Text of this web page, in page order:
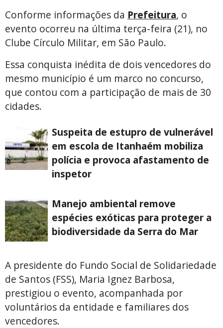
Conforme informações da Prefeitura, o
evento ocorreu na última terça-feira (21), no
Clube Círculo Militar, em São Paulo.
Essa conquista inédita de dois vencedores do
mesmo município é um marco no concurso,
que contou com a participação de mais de 30
cidades.
Suspeita de estupro de vulnerável
em escola de Itanhaém mobiliza
polícia e provoca afastamento de
inspetor
Manejo ambiental remove
espécies exóticas para proteger a
biodiversidade da Serra do Mar
A presidente do Fundo Social de Solidariedade
de Santos (FSS), Maria Ignez Barbosa,
prestigiou o evento, acompanhada por
voluntários da entidade e familiares dos
vencedores.